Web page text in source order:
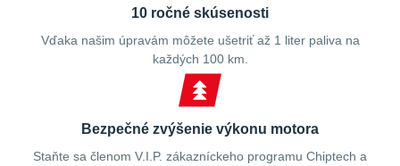
10 ročné skúsenosti
Vďaka našim úpravám môžete ušetriť až 1 liter paliva na
každých 100 km.
Bezpečné zvýšenie výkonu motora
Staňte sa členom V.I.P. zákazníckeho programu Chiptech a